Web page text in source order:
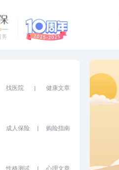
找医院 健康文章
成人保险 购险指南
性格测试 心理文章